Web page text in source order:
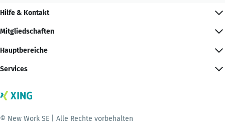
Hilfe & Kontakt
Mitgliedschaften
Hauptbereiche
Services
© New Work SE | Alle Rechte vorbehalten